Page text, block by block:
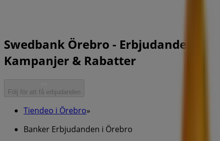
Swedbank Örebro - Erbjudanden,
Kampanjer & Rabatter
Följ för att få erbjudanden
Tiendeo i Örebro»
Banker Erbjudanden i Örebro